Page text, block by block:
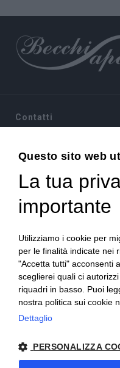
Contatti
10022 Carmagnola(TO)
+39 380 6441674
info@becchisapori.it
Informazioni
Home
Chi siamo
Condizioni di vendita
Diritto di recesso
Modalità pagamento
Spedizioni e consegne
Supporto e assistenza
Imballi antirottura
Contatti
Questo sito web
La tua
importante
Utilizziamo i cookie per
per le finalità indicate nei
"Accetta tutti" acconsenti
sceglierei quali ci
riquadri in basso. Puoi
nostra politica sui cookie
Dettaglio
PERSONALIZZA